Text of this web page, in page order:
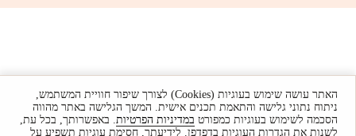
האתר עושה שימוש בעוגיות (Cookies) לצורך שיפור חוויית המשתמש,
ניתוח נתוני גלישה והתאמת תכנים אישית. המשך הגלישה באתר מהווה
הסכמה לשימוש בעוגיות כמפורט במדיניות הפרטיות. באפשרותך, בכל עת,
לשנות את הגדרות העוגיות בדפדפן. לידיעתך, חסימת עוגיות תשפיע על